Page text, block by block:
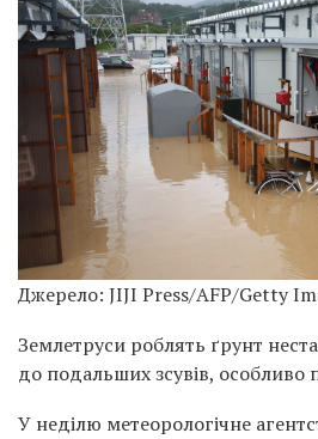
Джерело: JIJI Press/AFP/Getty
Землетруси роблять ґрунт
до подальших зсувів, особливо
У неділю метеорологічне